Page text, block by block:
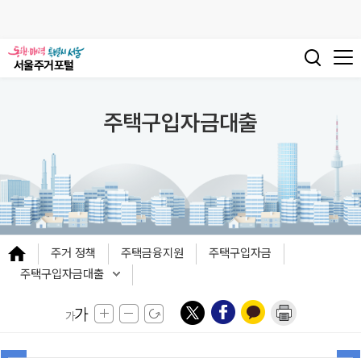
주택구입자금대출
주거 정책 주택금융지원
주택구입자금
주택구입자금대출